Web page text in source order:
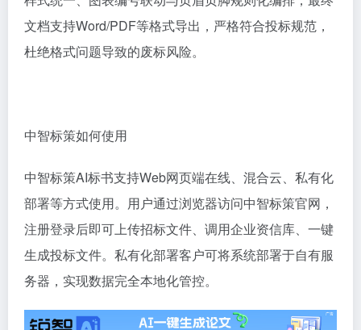
文档支持Word/PDF等格式导出，严格符合投标规范，
杜绝格式问题导致的废标风险。
中智标策如何使用
中智标策AI标书支持Web网页端在线 、混合云、 私有化
部署等方式使用。用户通过浏览器访问中智标策官网，
注册登录后即可上传招标文件、调用企业资信库、一键
生成投标文件。私有化部署客户可将系统部署于自有服
务器，实现数据完全本地化管控。